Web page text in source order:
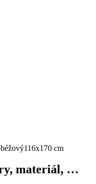
116x170 cm
materiál, …